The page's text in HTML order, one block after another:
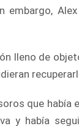
embargo,
lleno de
que había
y había